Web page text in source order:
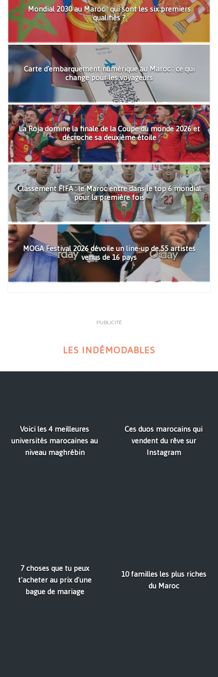
Mondial 2030 au Maroc : qui sont les six premiers
qualifiés ?
Carte d'embarquement numérique au Maroc : ce qui
change pour les voyageurs
La Roja domine la finale de la Coupe du monde 2026 et
décroche sa deuxième étoile
Classement FIFA : le Maroc entre dans le top 6 mondial
pour la première fois
MOGA Festival 2026 dévoile un line-up de 55 artistes
venus de 16 pays
PUBLICITÉ
LES INDÉMODABLES
Voici les 4 meilleures
universités marocaines au
niveau maghrébin
Ces duos marocains qui
vendent du rêve sur
Instagram
7 choses que tu peux
t'acheter au prix d'une
bague de mariage
10 familles les plus riches
du Maroc